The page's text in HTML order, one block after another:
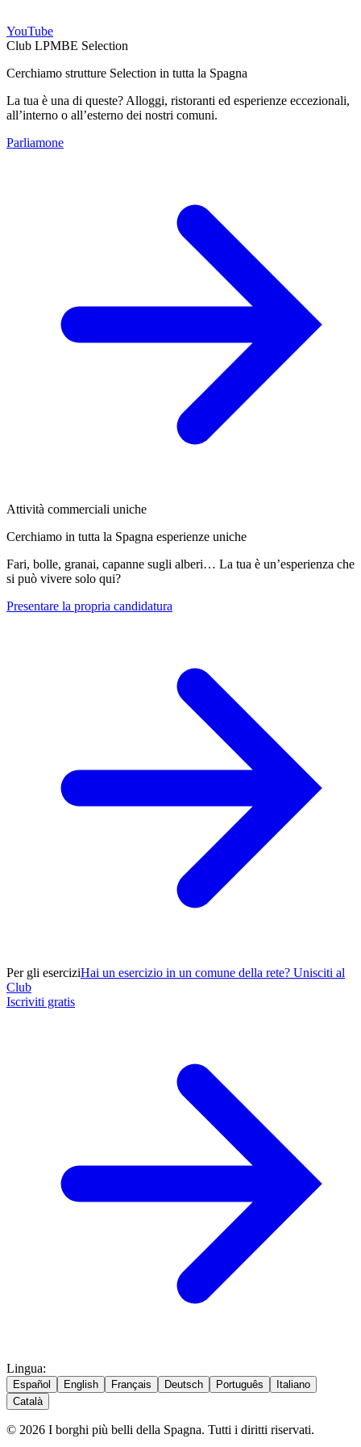
YouTube
Club LPMBE Selection
Cerchiamo strutture Selection in tutta la Spagna
La tua è una di queste? Alloggi, ristoranti ed esperienze eccezionali,
all’interno o all’esterno dei nostri comuni.
Parliamone
Attività commerciali uniche
Cerchiamo in tutta la Spagna esperienze uniche
Fari, bolle, granai, capanne sugli alberi… La tua è un’esperienza che
si può vivere solo qui?
Presentare la propria candidatura
Per gli eserciziHai un esercizio in un comune della rete? Unisciti al
Club
Iscriviti gratis
Lingua:
Español English Français Deutsch Português
Italiano
Català
© 2026 I borghi più belli della Spagna. Tutti i diritti riservati.